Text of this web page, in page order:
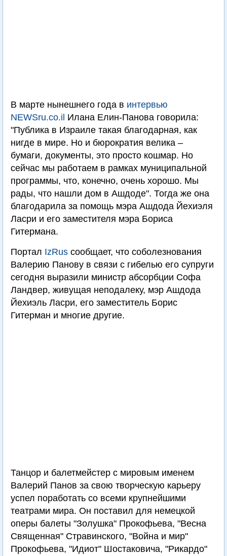
В марте нынешнего года в интервью
NEWSru.co.il Илана Елин-Панова говорила:
"Публика в Израиле такая благодарная, как
нигде в мире. Но и бюрократия велика –
бумаги, документы, это просто кошмар. Но
сейчас мы работаем в рамках муниципальной
программы, что, конечно, очень хорошо. Мы
рады, что нашли дом в Ашдоде". Тогда же она
благодарила за помощь мэра Ашдода Йехиэля
Ласри и его заместителя мэра Бориса
Гитермана.
Портал IzRus сообщает, что соболезнования
Валерию Панову в связи с гибелью его супруги
сегодня выразили министр абсорбции Софа
Ландвер, живущая неподалеку, мэр Ашдода
Йехиэль Ласри, его заместитель Борис
Гитерман и многие другие.
Танцор и балетмейстер с мировым именем
Валерий Панов за свою творческую карьеру
успел поработать со всеми крупнейшими
театрами мира. Он поставил для немецкой
оперы балеты "Золушка" Прокофьева, "Весна
Священная" Стравинского, "Война и мир"
Прокофьева, "Идиот" Шостаковича, "Рикардо"